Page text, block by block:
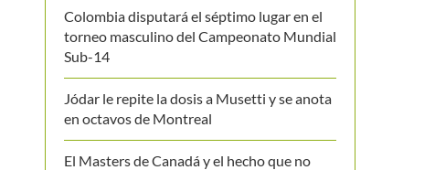
Colombia disputará el séptimo lugar en el
torneo masculino del Campeonato Mundial
Sub-14
Jódar le repite la dosis a Musetti y se anota
en octavos de Montreal
El Masters de Canadá y el hecho que no